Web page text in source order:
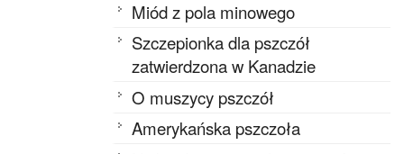
Miód z pola minowego
Szczepionka dla pszczół
zatwierdzona w Kanadzie
O muszycy pszczół
Amerykańska pszczoła